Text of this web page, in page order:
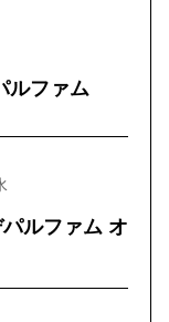
ルファム
ルファム オ